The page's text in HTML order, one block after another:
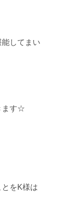
してまい
ます☆
をK様は